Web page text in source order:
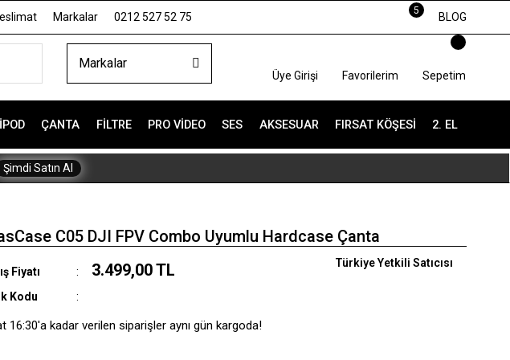
Markalar 0212 527 52 75
5
BLOG
Markalar
Üye Girişi Favorilerim Sepetim
ÇANTA FILTRE PRO VIDEO SES AKSESUAR FIRSAT KÖŞESI 2. EL
Şimdi Satın Al
C05 DJI FPV Combo Uyumlu Hardcase Çanta
Fiyatı 3.499,00 TL
Kodu
Türkiye Yetkili Satıcısı
16:30'a kadar verilen siparişler aynı gün kargoda!